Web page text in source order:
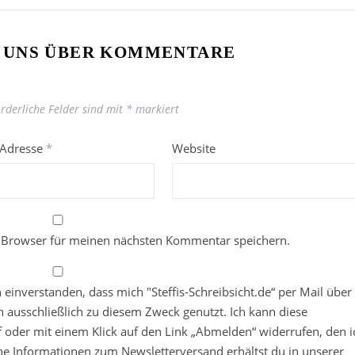
ÜBER KOMMENTARE
Felder sind mit * markiert
* Website
für meinen nächsten Kommentar speichern.
dass mich "Steffis-Schreibsicht.de“ per Mail über
zu diesem Zweck genutzt. Ich kann diese
mit einem Klick auf den Link „Abmelden“ widerrufen, den
Informationen zum Newsletterversand erhältst du in unserer